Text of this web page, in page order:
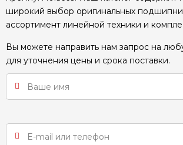
широкий выбор оригинальных
ассортимент линейной техники и
Вы можете направить нам запрос на
для уточнения цены и срока поставки.